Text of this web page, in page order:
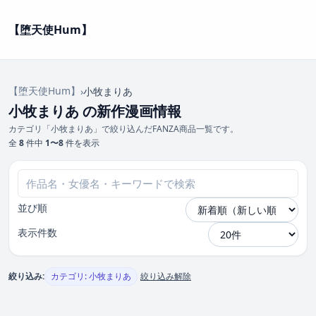
【堕天使Hum】
【堕天使Hum】 ›小牧まりあ
小牧まりあ の新作漫画情報
カテゴリ「小牧まりあ」で絞り込んだFANZA商品一覧です。
全 8件中 1〜8件を表示
並び順
表示件数
絞り込み: カテゴリ: 小牧まりあ 絞り込み解除